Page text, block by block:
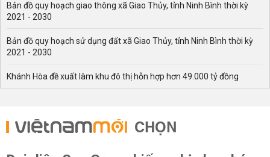
Bản đồ quy hoạch giao thông xã Giao Thủy, tỉnh Ninh Bình thời kỳ
2021 - 2030
Bản đồ quy hoạch sử dụng đất xã Giao Thủy, tỉnh Ninh Bình thời kỳ
2021 - 2030
Khánh Hòa đề xuất làm khu đô thị hỗn hợp hơn 49.000 tỷ đồng
CHỌN